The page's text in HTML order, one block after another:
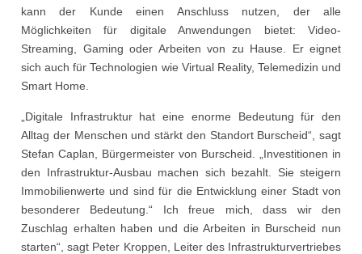
kann der Kunde einen Anschluss nutzen, der alle
Möglichkeiten für digitale Anwendungen bietet: Video-
Streaming, Gaming oder Arbeiten von zu Hause. Er eignet
sich auch für Technologien wie Virtual Reality, Telemedizin und
Smart Home.
„Digitale Infrastruktur hat eine enorme Bedeutung für den
Alltag der Menschen und stärkt den Standort Burscheid“, sagt
Stefan Caplan, Bürgermeister von Burscheid. „Investitionen in
den Infrastruktur-Ausbau machen sich bezahlt. Sie steigern
Immobilienwerte und sind für die Entwicklung einer Stadt von
besonderer Bedeutung.“ Ich freue mich, dass wir den
Zuschlag erhalten haben und die Arbeiten in Burscheid nun
starten“, sagt Peter Kroppen, Leiter des Infrastrukturvertriebes